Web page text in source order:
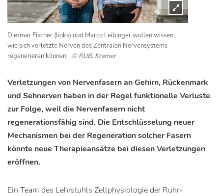
Dietmar Fischer (links) und Marco Leibinger wollen wissen,
wie sich verletzte Nerven des Zentralen Nervensystems
regenerieren können. © RUB, Kramer
Verletzungen von Nervenfasern an Gehirn, Rückenmark
und Sehnerven haben in der Regel funktionelle Verluste
zur Folge, weil die Nervenfasern nicht
regenerationsfähig sind. Die Entschlüsselung neuer
Mechanismen bei der Regeneration solcher Fasern
könnte neue Therapieansätze bei diesen Verletzungen
eröffnen.
Ein Team des Lehrstuhls Zellphysiologie der Ruhr-